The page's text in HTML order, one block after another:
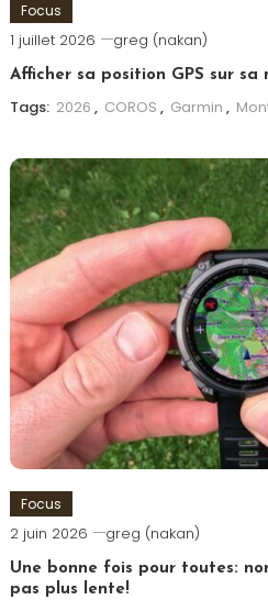
Focus
1 juillet 2026 greg (nakan)
Afficher sa position GPS sur sa
Tags: 2026 , COROS , Garmin ,
Focus
2 juin 2026 greg (nakan)
Une bonne fois pour toutes:
pas plus lente!